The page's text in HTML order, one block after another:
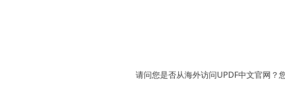
请问您是否从海外访问UPDF中文官网？